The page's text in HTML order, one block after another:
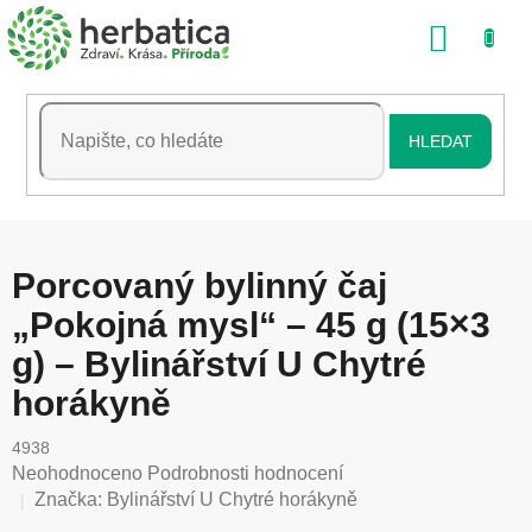
Přejít
na
obsah
HLEDAT
Porcovaný bylinný čaj
„Pokojná mysl“ – 45 g (15×3
g) – Bylinářství U Chytré
horákyně
4938
Průměrné
hodnocení
Neohodnoceno Podrobnosti hodnocení
Značka: Bylinářství U Chytré horákyně